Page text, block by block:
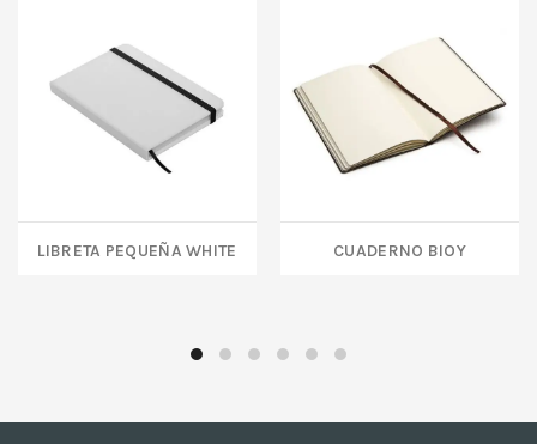
LIBRETA PEQUEÑA WHITE CUADERNO BIOY